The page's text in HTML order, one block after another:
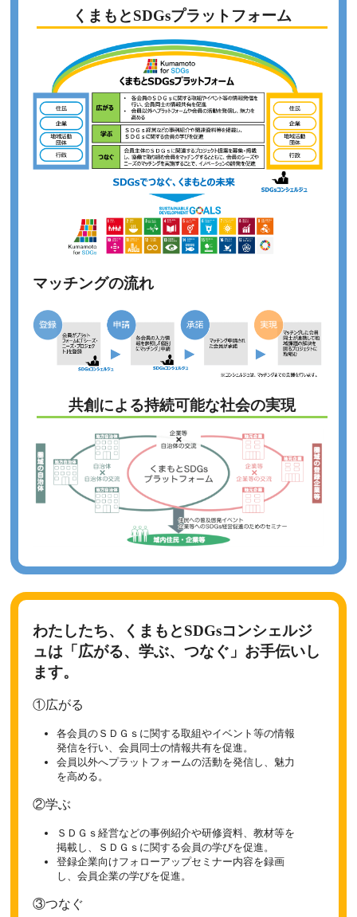
2023年02月13日
企業向けSDGs推進ワークショップ＆セミナーが開催され
ます！
2023年01月24日
熊本県SDGs登録事業者（第4期）が登録されました
2022年12月26日
【開催報告】【SDGsを実践】「私たちが考えるSDGs」を
開催しました
【開催報告】【SDGsを知る】「2030SDGs ワークショッ
プ」を開催しました
2022年11月25日
【ご案内】第2回再エネ100宣言 RE Action推進セミナー
【SDGsを実践する】SDGｓの理解を深め、日常生活でで
きる具体的なアクションをみんなで考えよう！学生編
2022年11月15日
【SDGsを知る】SDGｓの理解を深め、日常生活でできる
具体的なアクションをみんなで考えよう！学生編
【ご案内】外国人受け入れのための異文化理解・やさし
い日本語講座
2022年11月11日
【ご案内】2022年度 第1回再エネ100宣言 RE Action推進
セミナー
す。
くまもとSDGsプラットフォーム
マッチングの流れ
共創による持続可能な社会の実現
わたしたち、くまもとSDGsコンシェルジ
ュは「広がる、学ぶ、つなぐ」お手伝いし
ます。
①広がる
各会員のＳＤＧｓに関する取組やイベント等の情報
発信を行い、会員同士の情報共有を促進。
会員以外へプラットフォームの活動を発信し、魅力
を高める。
②学ぶ
ＳＤＧｓ経営などの事例紹介や研修資料、教材等を
掲載し、ＳＤＧｓに関する会員の学びを促進。
登録企業向けフォローアップセミナー内容を録画
し、会員企業の学びを促進。
③つなぐ